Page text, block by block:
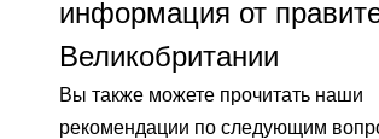
информация от
Великобритании
Вы также можете прочитать наши
рекомендации по следующим